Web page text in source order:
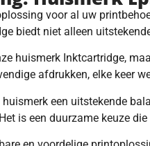
voor al uw
biedt niet alleen
huismerk Inktcartridge,
afdrukken, elke keer
een uitstekende
is een duurzame keuze